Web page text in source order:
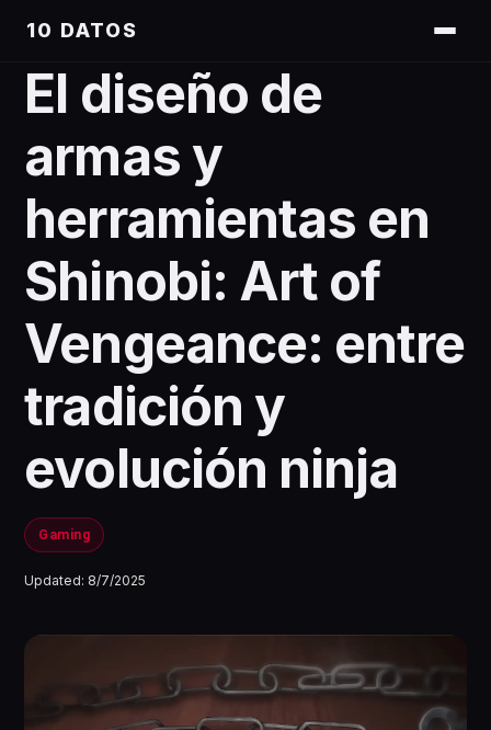
10 DATOS
El diseño de
armas y
herramientas en
Shinobi: Art of
Vengeance: entre
tradición y
evolución ninja
Gaming
Updated: 8/7/2025